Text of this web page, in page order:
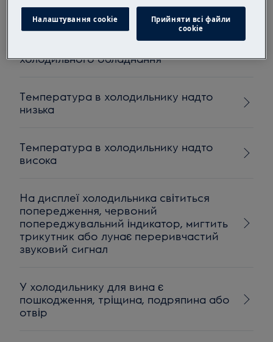
Інструкції з транспортування
холодильного обладнання
Температура в холодильнику надто
низька
Температура в холодильнику надто
висока
На дисплеї холодильника світиться
попередження, червоний
попереджувальний індикатор, мигтить
трикутник або лунає переривчастий
звуковий сигнал
У холодильнику для вина є
пошкодження, тріщина, подряпина або
отвір
Налаштування cookie
Прийняти всі файли
сookie